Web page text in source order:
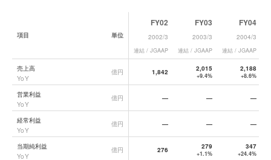
INPEXの長期業績データ一覧
項目 単位
FY02
2002/3
連結 / JGAAP
FY03
2003/3
連結 / JGAAP
FY04
2004/3
連結 / JGAAP
売上高
YoY
億円 1,842 2,015
+9.4%
2,188
+8.6%
営業利益
YoY
億円 — — —
経常利益
YoY
億円 — — —
当期純利益
YoY
億円 276 279
+1.1%
347
+24.4%